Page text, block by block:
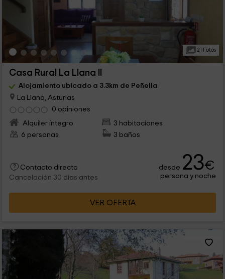
21 Fotos
Casa Rural La Llana II
Alojamiento ubicado a 3.3km de Peñella
La Llana, Asturias
0 opiniones
Alquiler íntegro
3 habitaciones
6 personas
3 baños
Contacto directo
Cancelación 30 días antes
desde 23€
persona y noche
VER OFERTA